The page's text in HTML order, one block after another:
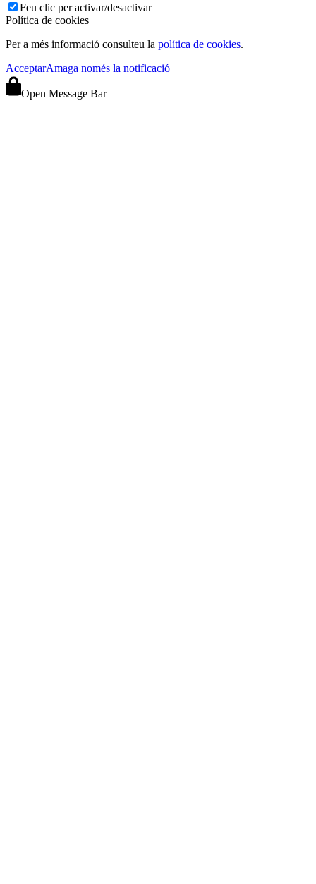
Feu clic per activar/desactivar
Política de cookies
Per a més informació consulteu la política de cookies.
AcceptarAmaga només la notificació
Open Message Bar